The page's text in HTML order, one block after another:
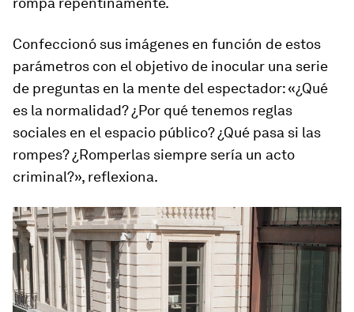
Confeccionó sus imágenes en función de estos
parámetros con el objetivo de inocular una serie
de preguntas en la mente del espectador: «¿Qué
es la normalidad? ¿Por qué tenemos reglas
sociales en el espacio público? ¿Qué pasa si las
rompes? ¿Romperlas siempre sería un acto
criminal?», reflexiona.